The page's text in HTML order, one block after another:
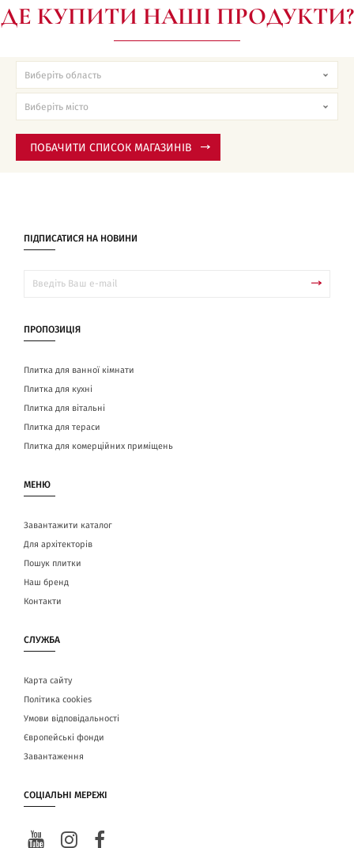
ДЕ КУПИТИ НАШІ ПРОДУКТИ?
ПОБАЧИТИ СПИСОК МАГАЗИНІВ
ПІДПИСАТИСЯ НА НОВИНИ
ПРОПОЗИЦІЯ
Плитка для ванної кімнати
Плитка для кухні
Плитка для вітальні
Плитка для тераси
Плитка для комерційних приміщень
МЕНЮ
Завантажити каталог
Для архітекторів
Пошук плитки
Наш бренд
Контакти
СЛУЖБА
Карта сайту
Політика cookies
Умови відповідальності
Європейські фонди
Завантаження
СОЦІАЛЬНІ МЕРЕЖІ